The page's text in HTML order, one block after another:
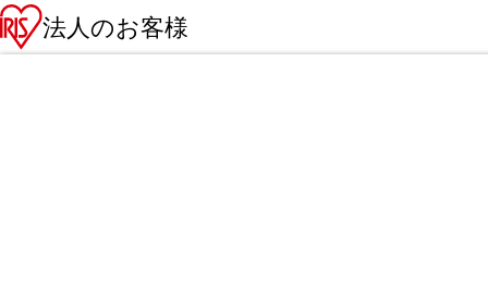
法人のお客様